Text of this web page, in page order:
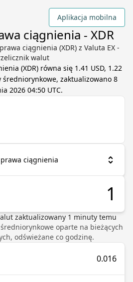
Aplikacja mobilna
ciągnienia - XDR
ciągnienia (XDR) z Valuta EX -
walut
(XDR) równa się 1.41 USD, 1.22
zaktualizowano 8
2026 04:50 UTC.
ciągnienia
zaktualizowany 1 minuty temu
oparte na bieżących
odświeżane co godzinę.
0.016